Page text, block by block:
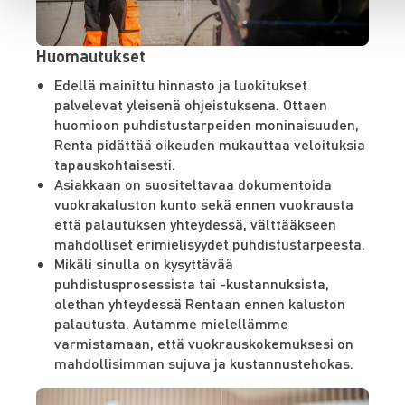
Huomautukset
Edellä mainittu hinnasto ja luokitukset
palvelevat yleisenä ohjeistuksena. Ottaen
huomioon puhdistustarpeiden moninaisuuden,
Renta pidättää oikeuden mukauttaa veloituksia
tapauskohtaisesti.
Asiakkaan on suositeltavaa dokumentoida
vuokrakaluston kunto sekä ennen vuokrausta
että palautuksen yhteydessä, välttääkseen
mahdolliset erimielisyydet puhdistustarpeesta.
Mikäli sinulla on kysyttävää
puhdistusprosessista tai -kustannuksista,
olethan yhteydessä Rentaan ennen kaluston
palautusta. Autamme mielellämme
varmistamaan, että vuokrauskokemuksesi on
mahdollisimman sujuva ja kustannustehokas.